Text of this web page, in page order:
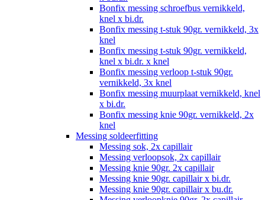
Bonfix messing schroefbus vernikkeld,
knel x bi.dr.
Bonfix messing t-stuk 90gr. vernikkeld, 3x
knel
Bonfix messing t-stuk 90gr. vernikkeld,
knel x bi.dr. x knel
Bonfix messing verloop t-stuk 90gr.
vernikkeld, 3x knel
Bonfix messing muurplaat vernikkeld, knel
x bi.dr.
Bonfix messing knie 90gr. vernikkeld, 2x
knel
Messing soldeerfitting
Messing sok, 2x capillair
Messing verloopsok, 2x capillair
Messing knie 90gr. 2x capillair
Messing knie 90gr. capillair x bi.dr.
Messing knie 90gr. capillair x bu.dr.